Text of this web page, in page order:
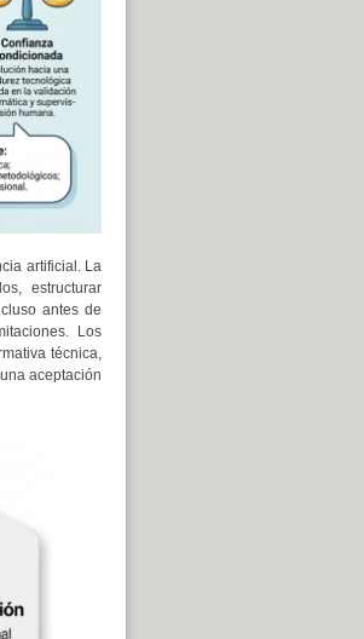
artificial. La
estructurar
antes de
Los
técnica,
aceptación